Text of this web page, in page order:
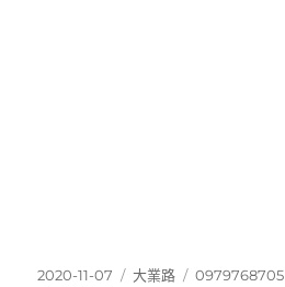
發
2020-11-07
分
大業路
標
0979768705